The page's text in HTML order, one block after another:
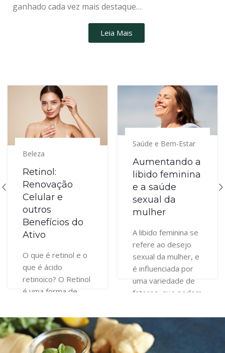
ganhado cada vez mais destaque…
Leia Mais
Beleza
Retinol:
Renovação
Celular e
outros
Benefícios do
Ativo
O que é retinol e o
que é ácido
retinoico? O Retinol
é uma forma de
amplamente usada
em cosméticos e
dermocosmét...
Saúde e Bem-Estar
Aumentando a
libido feminina
e a saúde
sexual da
mulher
A libido feminina se
refere ao desejo
sexual da mulher, e
é influenciada por
uma variedade de
fatores, que podem
Leia Mais